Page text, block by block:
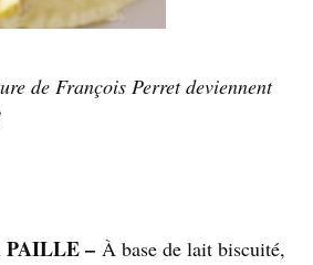
de François Perret deviennent
– À base de lait biscuité,